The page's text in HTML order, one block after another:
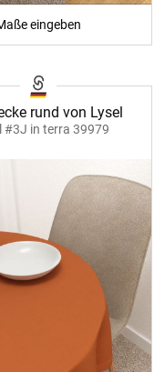
Versandpartner
eingeben
rund von Lysel
#3J in terra 39979